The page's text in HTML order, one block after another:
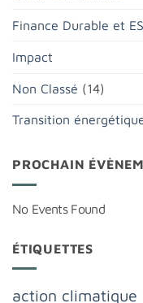
Finance Durable et
Impact
Non Classé (14)
Transition
PROCHAIN
No Events Found
ÉTIQUETTES
action climatique